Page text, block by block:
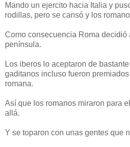
Mando un ejercito hacia Italia y
rodillas, pero se cansó y los
Como consecuencia Roma decidió
península.
Los iberos lo aceptaron de
gaditanos incluso fueron
romana.
Así que los romanos miraron para
allá.
Y se toparon con unas gentes que